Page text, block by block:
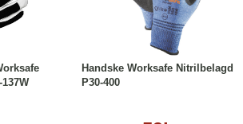
Handske Worksafe Nitrilbelagd
P30-400
Läs mer